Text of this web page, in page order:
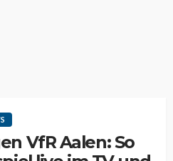
VfR Aalen: So